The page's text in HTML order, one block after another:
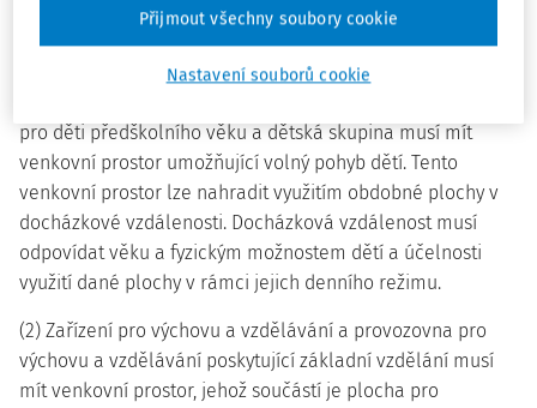
§ 3
(1) Zařízení pro výchovu a vzdělávání pro děti
pro děti předškolního věku a dětská skupina musí mít
venkovní prostor umožňující volný pohyb dětí. Tento
venkovní prostor lze nahradit využitím obdobné plochy v
docházkové vzdálenosti. Docházková vzdálenost musí
odpovídat věku a fyzickým možnostem dětí a účelnosti
využití dané plochy v rámci jejich denního režimu.
(2) Zařízení pro výchovu a vzdělávání a provozovna pro
výchovu a vzdělávání poskytující základní vzdělání musí
mít venkovní prostor, jehož součástí je plocha pro
Nastavení souborů cookie
Přijmout všechny soubory cookie